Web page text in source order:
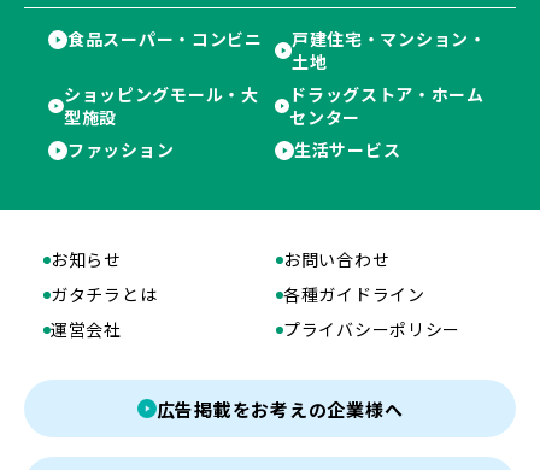
食品スーパー・コンビニ
戸建住宅・マンション・
土地
ショッピングモール・大
型施設
ドラッグストア・ホーム
センター
ファッション
生活サービス
お知らせ
お問い合わせ
ガタチラとは
各種ガイドライン
運営会社
プライバシーポリシー
広告掲載をお考えの企業様へ